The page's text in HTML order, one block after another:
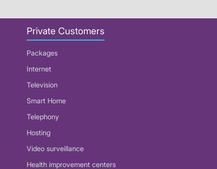
Private Customers
Packages
Internet
Television
Smart Home
Telephony
Hosting
Video surveillance
Health improvement centers